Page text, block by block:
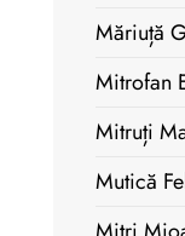
Măriuță
Mitrofan
Mitruți
Mutică